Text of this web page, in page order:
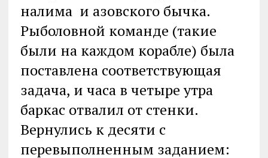
налима и азовского бычка.
Рыболовной команде (такие
были на каждом корабле) была
поставлена соответствующая
задача, и часа в четыре утра
баркас отвалил от стенки.
Вернулись к десяти с
перевыполненным заданием: